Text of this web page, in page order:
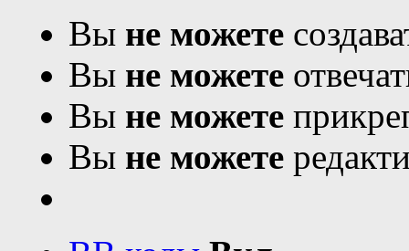
Вы не можете
Вы не можете
Вы не можете
Вы не можете